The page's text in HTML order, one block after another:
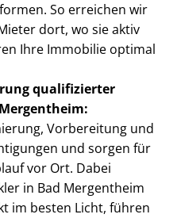
So erreichen wir
dort, wo sie aktiv
Ihre Immobilie optimal
qualifizierter
Vorbereitung und
und sorgen für
vor Ort. Dabei
in Bad Mergentheim
im besten Licht, führen